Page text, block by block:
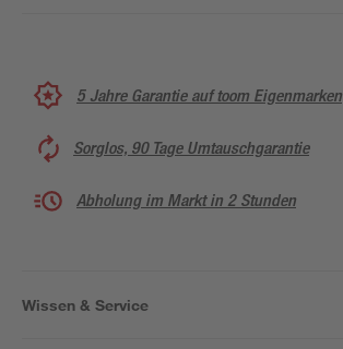
5 Jahre Garantie auf toom Eigenmarken
Sorglos, 90 Tage Umtauschgarantie
Abholung im Markt in 2 Stunden
Wissen & Service